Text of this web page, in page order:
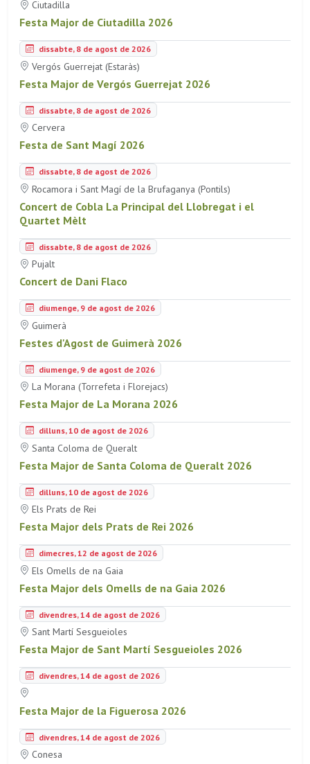
Ciutadilla
Festa Major de Ciutadilla 2026
dissabte, 8 de agost de 2026
Vergós Guerrejat (Estaràs)
Festa Major de Vergós Guerrejat 2026
dissabte, 8 de agost de 2026
Cervera
Festa de Sant Magí 2026
dissabte, 8 de agost de 2026
Rocamora i Sant Magí de la Brufaganya (Pontils)
Concert de Cobla La Principal del Llobregat i el
Quartet Mèlt
dissabte, 8 de agost de 2026
Pujalt
Concert de Dani Flaco
diumenge, 9 de agost de 2026
Guimerà
Festes d'Agost de Guimerà 2026
diumenge, 9 de agost de 2026
La Morana (Torrefeta i Florejacs)
Festa Major de La Morana 2026
dilluns, 10 de agost de 2026
Santa Coloma de Queralt
Festa Major de Santa Coloma de Queralt 2026
dilluns, 10 de agost de 2026
Els Prats de Rei
Festa Major dels Prats de Rei 2026
dimecres, 12 de agost de 2026
Els Omells de na Gaia
Festa Major dels Omells de na Gaia 2026
divendres, 14 de agost de 2026
Sant Martí Sesgueioles
Festa Major de Sant Martí Sesgueioles 2026
divendres, 14 de agost de 2026
Festa Major de la Figuerosa 2026
divendres, 14 de agost de 2026
Conesa